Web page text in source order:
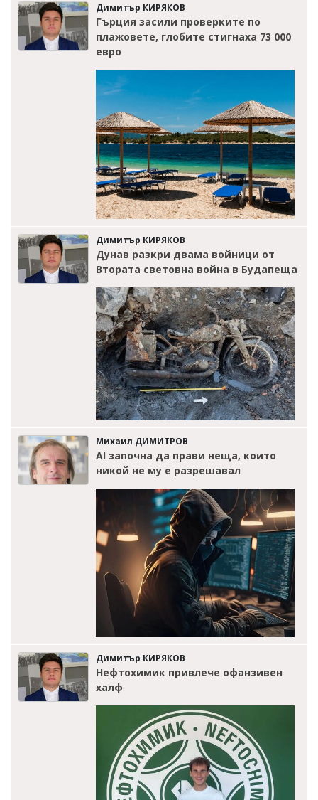
Димитър КИРЯКОВ
Гърция засили проверките по
плажовете, глобите стигнаха 73 000
евро
Димитър КИРЯКОВ
Дунав разкри двама войници от
Втората световна война в Будапеща
Михаил ДИМИТРОВ
AI започна да прави неща, които
никой не му е разрешавал
Димитър КИРЯКОВ
Нефтохимик привлече офанзивен
халф